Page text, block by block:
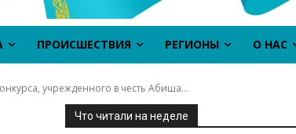
ПРОИСШЕСТВИЯ РЕГИОНЫ О НАС
учрежденного в честь Абиша...
Что читали на неделе